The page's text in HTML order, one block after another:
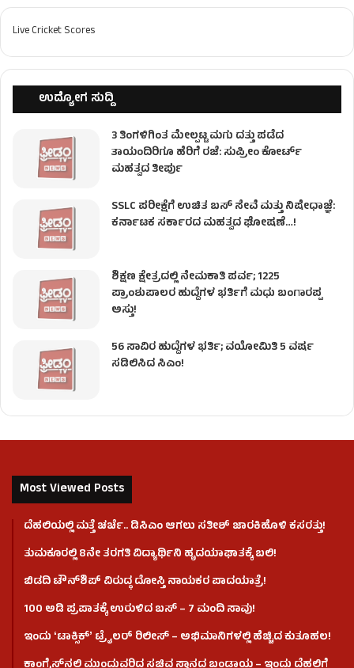
Live Cricket Scores
ಉದ್ಯೋಗ ಸುದ್ದಿ
3 ತಿಂಗಳಿಗಿಂತ ಮೇಲ್ಪಟ್ಟ ಮಗು ದತ್ತು ಪಡೆದ
ತಾಯಂದಿರಿಗೂ ಹೆರಿಗೆ ರಜೆ: ಸುಪ್ರೀಂ ಕೋರ್ಟ್
ಮಹತ್ವದ ತೀರ್ಪು
SSLC ಪರೀಕ್ಷೆಗೆ ಉಚಿತ ಬಸ್ ಸೇವೆ ಮತ್ತು ನಿಷೇಧಾಜ್ಞೆ:
ಕರ್ನಾಟಕ ಸರ್ಕಾರದ ಮಹತ್ವದ ಘೋಷಣೆ…!
ಶಿಕ್ಷಣ ಕ್ಷೇತ್ರದಲ್ಲಿ ನೇಮಕಾತಿ ಪರ್ವ; 1225
ಪ್ರಾಂಶುಪಾಲರ ಹುದ್ದೆಗಳ ಭರ್ತಿಗೆ ಮಧು ಬಂಗಾರಪ್ಪ
ಅಸ್ತು!
56 ಸಾವಿರ ಹುದ್ದೆಗಳ ಭರ್ತಿ; ವಯೋಮಿತಿ 5 ವರ್ಷ
ಸಡಿಲಿಸಿದ ಸಿಎಂ!
Most Viewed Posts
ದೆಹಲಿಯಲ್ಲಿ ಮತ್ತೆ ಚರ್ಚೆ.. ಡಿಸಿಎಂ ಆಗಲು ಸತೀಶ್ ಜಾರಕಿಹೊಳಿ ಕಸರತ್ತು!
ತುಮಕೂರಲ್ಲಿ 8ನೇ ತರಗತಿ ವಿದ್ಯಾರ್ಥಿನಿ ಹೃದಯಾಘಾತಕ್ಕೆ ಬಲಿ!
ಬಿಡದಿ ಟೌನ್‌ಶಿಪ್‌ ವಿರುದ್ಧ ದೋಸ್ತಿ ನಾಯಕರ ಪಾದಯಾತ್ರೆ!
100 ಅಡಿ ಪ್ರಪಾತಕ್ಕೆ ಉರುಳಿದ ಬಸ್‌ – 7 ಮಂದಿ ಸಾವು!
ಇಂದು ʻಟಾಕ್ಸಿಕ್ʼ ಟ್ರೈಲರ್ ರಿಲೀಸ್‌ – ಅಭಿಮಾನಿಗಳಲ್ಲಿ ಹೆಚ್ಚಿದ ಕುತೂಹಲ!